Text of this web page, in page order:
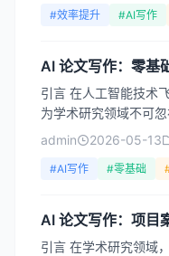
#效率提升 #AI写作
AI 论文写作：零基
引言 在人工智能技术
为学术研究领域不可
领域的新手来说，面
admin 2026-05-13
#AI写作 #零基础
AI 论文写作：项目
引言 在学术研究领域